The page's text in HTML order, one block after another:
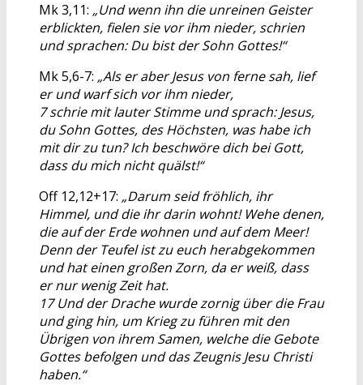
Mk 3,11: „Und wenn ihn die unreinen Geister
erblickten, fielen sie vor ihm nieder, schrien
und sprachen: Du bist der Sohn Gottes!“
Mk 5,6-7: „Als er aber Jesus von ferne sah, lief
er und warf sich vor ihm nieder,
7 schrie mit lauter Stimme und sprach: Jesus,
du Sohn Gottes, des Höchsten, was habe ich
mit dir zu tun? Ich beschwöre dich bei Gott,
dass du mich nicht quälst!“
Off 12,12+17: „Darum seid fröhlich, ihr
Himmel, und die ihr darin wohnt! Wehe denen,
die auf der Erde wohnen und auf dem Meer!
Denn der Teufel ist zu euch herabgekommen
und hat einen großen Zorn, da er weiß, dass
er nur wenig Zeit hat.
17 Und der Drache wurde zornig über die Frau
und ging hin, um Krieg zu führen mit den
Übrigen von ihrem Samen, welche die Gebote
Gottes befolgen und das Zeugnis Jesu Christi
haben.“